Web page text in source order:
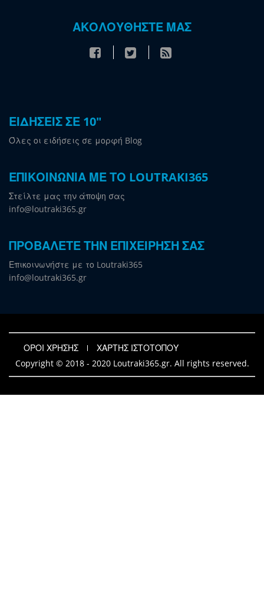
ΑΚΟΛΟΥΘΗΣΤΕ ΜΑΣ
ΕΙΔΗΣΕΙΣ ΣΕ 10"
Όλες οι ειδήσεις σε μορφή Blog
ΕΠΙΚΟΙΝΩΝΙΑ ΜΕ ΤΟ LOUTRAKI365
Στείλτε μας την άποψη σας
info@loutraki365.gr
ΠΡΟΒΑΛΕΤΕ ΤΗΝ ΕΠΙΧΕΙΡΗΣΗ ΣΑΣ
Επικοινωνήστε με το Loutraki365
info@loutraki365.gr
ΟΡΟΙ ΧΡΗΣΗΣ
ΧΑΡΤΗΣ ΙΣΤΟΤΟΠΟΥ
Copyright © 2018 - 2020 Loutraki365.gr. All rights reserved.